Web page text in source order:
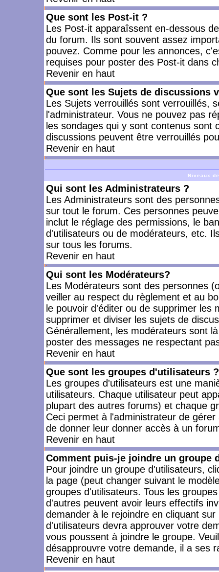
Que sont les Post-it ?
Les Post-it apparaîssent en-dessous
du forum. Ils sont souvent assez
pouvez. Comme pour les annonces,
requises pour poster des Post-it dans
Revenir en haut
Que sont les Sujets de discussions
Les Sujets verrouillés sont verrouillés,
l'administrateur. Vous ne pouvez pas
les sondages qui y sont contenus
discussions peuvent être verrouillés
Revenir en haut
Niveaux
Qui sont les Administrateurs ?
Les Administrateurs sont des
sur tout le forum. Ces personnes
inclut le réglage des permissions, le
d'utilisateurs ou de modérateurs, etc.
sur tous les forums.
Revenir en haut
Qui sont les Modérateurs?
Les Modérateurs sont des personnes
veiller au respect du règlement et au
le pouvoir d'éditer ou de supprimer les
supprimer et diviser les sujets de
Générallement, les modérateurs sont
poster des messages ne respectant
Revenir en haut
Que sont les groupes d'utilisateurs ?
Les groupes d'utilisateurs est une
utilisateurs. Chaque utilisateur peut
plupart des autres forums) et chaque
Ceci permet à l'administrateur de
de donner leur donner accès à un
Revenir en haut
Comment puis-je joindre un groupe
Pour joindre un groupe d'utilisateurs,
la page (peut changer suivant le
groupes d'utilisateurs. Tous les
d'autres peuvent avoir leurs effectifs
demander à le rejoindre en cliquant
d'utilisateurs devra approuver votre
vous poussent à joindre le groupe.
désapprouvre votre demande, il a ses
Revenir en haut